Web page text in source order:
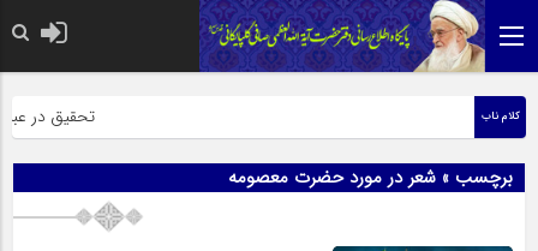
کلام ناب تحقیق در
برچسب » شعر در مورد حضرت معصومه